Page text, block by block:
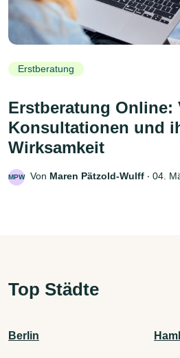
Erstberatung
Erstberatung Online:
Konsultationen und
Wirksamkeit
MPW Von Maren Pätzold-Wulff ‧ 04.
Top Städte
Berlin